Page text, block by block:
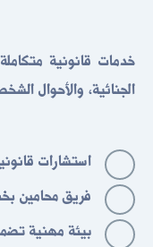
خدمات قانونية
الجنائية، والأحوال
24/7 استشارات
فريق محامين
بيئة مهنية